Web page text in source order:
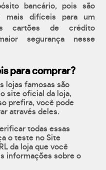
bancário, pois são
mais difíceis para um
cartões de crédito
segurança nesse
para comprar?
lojas famosas são
site oficial da loja,
prefira, você pode
através deles.
todas essas
o teste no Site
da loja que você
informações sobre o